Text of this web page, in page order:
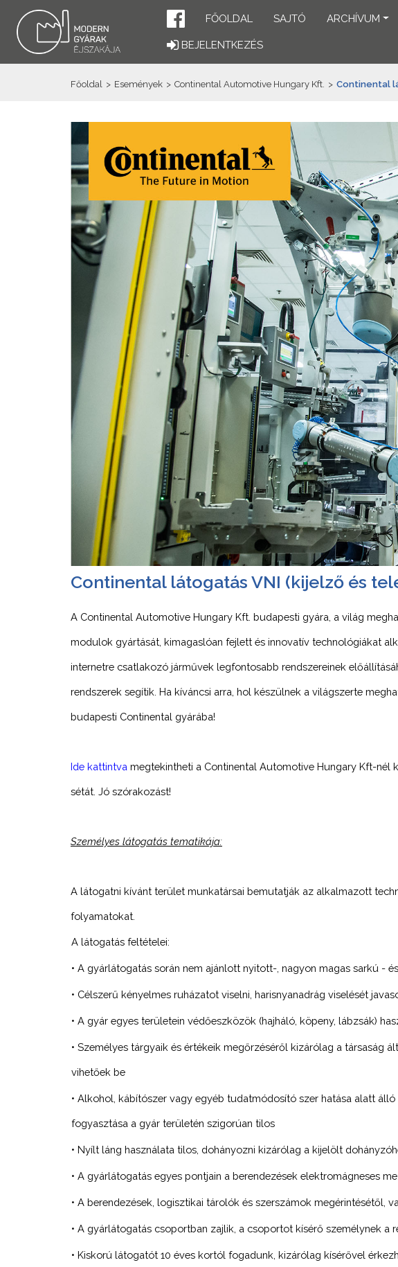
FŐOLDAL SAJTÓ ARCHÍVUM
BEJELENTKEZÉS
Főoldal > Események > Continental Automotive Hungary Kft. > Continental
Continental látogatás VNI (kijelző és
A Continental Automotive Hungary Kft. budapesti gyára, a világ
modulok gyártását, kimagaslóan fejlett és innovatív technológiákat
internetre csatlakozó járművek legfontosabb rendszereinek
rendszerek segítik. Ha kíváncsi arra, hol készülnek a világszerte
budapesti Continental gyárába!
Ide kattintva megtekintheti a Continental Automotive Hungary Kft-nél
sétát. Jó szórakozást!
Személyes látogatás tematikája:
A látogatni kívánt terület munkatársai bemutatják az alkalmazott
folyamatokat.
A látogatás feltételei:
• A gyárlátogatás során nem ajánlott nyitott-, nagyon magas sarkú -
• Célszerű kényelmes ruházatot viselni, harisnyanadrág viselését
• A gyár egyes területein védőeszközök (hajháló, köpeny, lábzsák)
• Személyes tárgyaik és értékeik megőrzéséről kizárólag a társaság
vihetőek be
• Alkohol, kábítószer vagy egyéb tudatmódosító szer hatása alatt
fogyasztása a gyár területén szigorúan tilos
• Nyílt láng használata tilos, dohányozni kizárólag a kijelölt
• A gyárlátogatás egyes pontjain a berendezések elektromágneses
• A berendezések, logisztikai tárolók és szerszámok
• A gyárlátogatás csoportban zajlik, a csoportot kísérő személynek
• Kiskorú látogatót 10 éves kortól fogadunk, kizárólag kísérővel